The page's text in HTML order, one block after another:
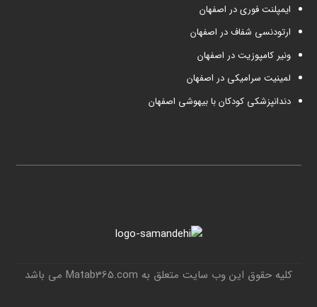
ایمپلنت فوری در اصفهان
ارتودنسی شفاف در اصفهان
ونیر کامپوزیت در اصفهان
لمینیت سرامیکی در اصفهان
دندانپزشکی کودکان با بیهوشی اصفهان
کلیه حقوق این وب سایت متعلق به Matab365.com می باشد